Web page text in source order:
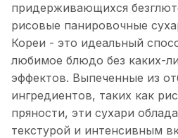
придерживающихся
рисовые панировочные
Кореи - это идеальный
любимое блюдо без каких-
эффектов. Выпеченные из
ингредиентов, таких как
пряности, эти сухари
текстурой и интенсивным